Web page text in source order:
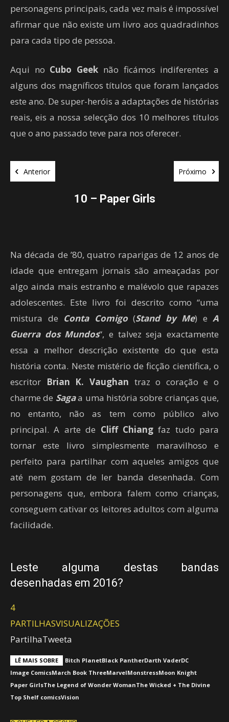
personagens principais, cada vez mais é impossível
afirmar que não existe um livro aos quadradinhos
para cada tipo de pessoa.
Aqui no Cubo Geek não ficámos indiferentes a
alguns dos magníficos títulos que foram lançados
este ano. De super-heróis a adaptações de histórias
reais, eis a nossa selecção dos 10 melhores títulos
que o ano passado teve para nos oferecer.
Anterior Próximo
10 – Paper Girls
Na década de ’80, quatro raparigas de 12 anos de
idade que entregam jornais são ameaçadas por
algo ainda mais estranho e malévolo que rapazes
adolescentes. Este livro foi descrito como “uma
mistura de Conta Comigo(Stand by Me) e A
Guerra dos Mundos“, e talvez seja exactamente
essa a melhor descrição existente do que esta
história conta. Neste mistério de ficção cientifica, o
escritor Brian K. Vaughan traz o coração e o
charme de Sagaa uma história sobre crianças que,
no entanto, não as tem como público alvo
principal. A arte de Cliff Chiangfaz tudo para
tornar este livro simplesmente maravilhoso e
perfeito para partilhar com aqueles amigos que
até nem gostam de ler banda desenhada. Com
personagens que, embora falem como crianças,
conseguem cativar os leitores adultos com alguma
facilidade.
Leste alguma destas bandas
desenhadas em 2016?
4
PARTILHASVISUALIZAÇÕES
PartilhaTweeta
LÊ MAIS SOBRE Bitch PlanetBlack PantherDarth VaderDC
Image ComicsMarch Book ThreeMarvelMonstressMoon Knight
Paper GirlsThe Legend of Wonder WomanThe Wicked + The Divine
Top Shelf comicsVision